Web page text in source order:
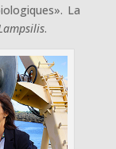
La
.